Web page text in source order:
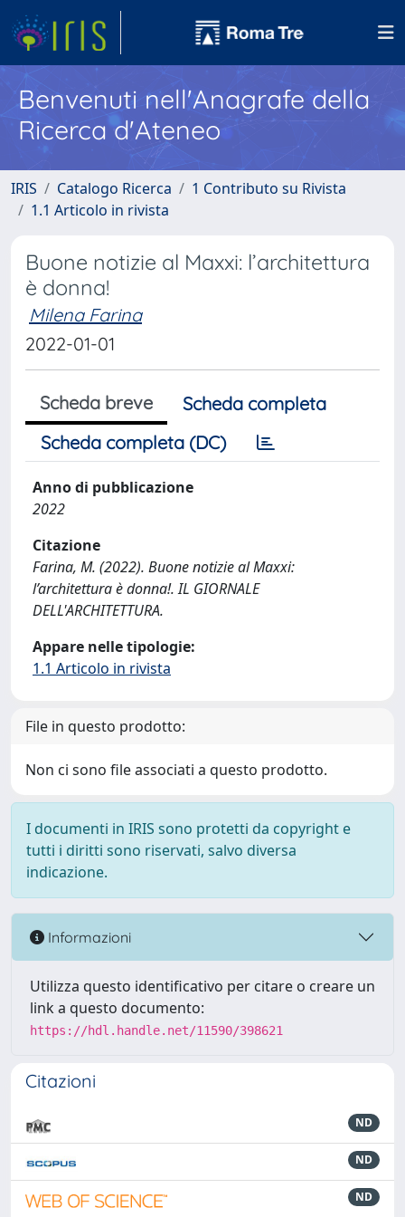
Benvenuti nell'Anagrafe della
Ricerca d'Ateneo
IRIS Catalogo Ricerca
1 Contributo su Rivista
1.1 Articolo in rivista
Buone notizie al Maxxi: l’architettura
è donna!
Milena Farina
2022-01-01
Scheda breve
Scheda completa
Scheda completa (DC)
Anno di pubblicazione
2022
Citazione
Farina, M. (2022). Buone notizie al Maxxi:
l’architettura è donna!. IL GIORNALE
DELL'ARCHITETTURA.
Appare nelle tipologie:
1.1 Articolo in rivista
File in questo prodotto:
Non ci sono file associati a questo prodotto.
I documenti in IRIS sono protetti da copyright e
tutti i diritti sono riservati, salvo diversa
indicazione.
Informazioni
Utilizza questo identificativo per citare o creare un
link a questo documento:
https://hdl.handle.net/11590/398621
Citazioni
ND
ND
ND